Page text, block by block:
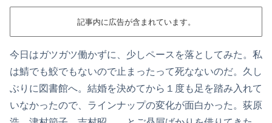
記事内に広告が含まれています。
今日はガツガツ働かずに、少しペースを落としてみた。私
は鯖でも鮫でもないので止まったって死なないのだ。久し
ぶりに図書館へ。結婚を決めてから１度も足を踏み入れて
いなかったので、ラインナップの変化が面白かった。荻原